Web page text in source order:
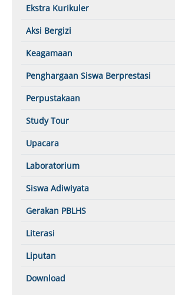
Ekstra Kurikuler
Aksi Bergizi
Keagamaan
Penghargaan Siswa Berprestasi
Perpustakaan
Study Tour
Upacara
Laboratorium
Siswa Adiwiyata
Gerakan PBLHS
Literasi
Liputan
Download